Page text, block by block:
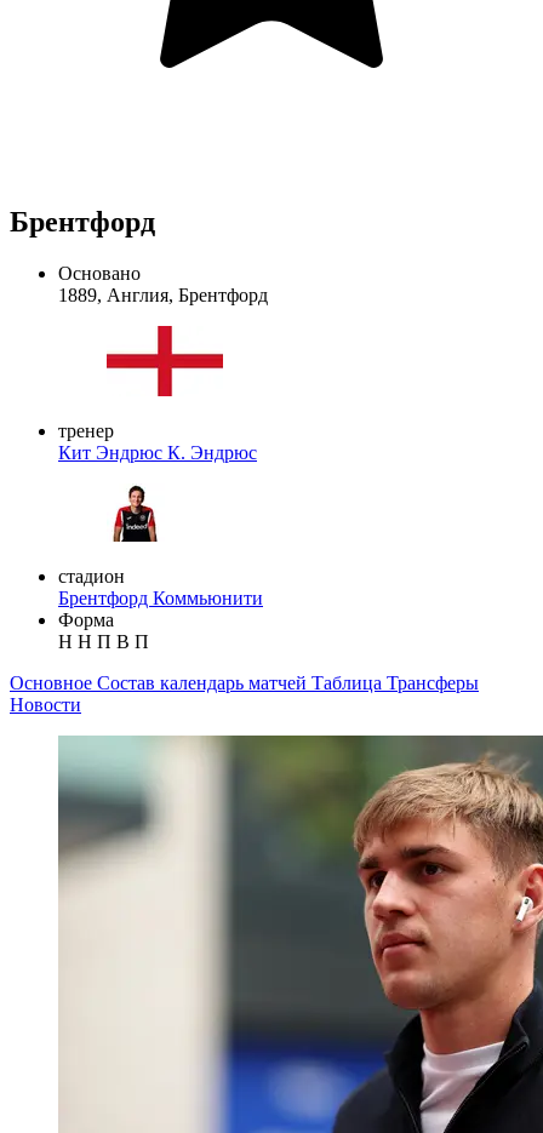
Брентфорд
Основано
1889, Англия, Брентфорд
тренер
Кит Эндрюс К. Эндрюс
стадион
Брентфорд Коммьюнити
Форма
Н Н П В П
Основное Состав календарь матчей Таблица Трансферы
Новости